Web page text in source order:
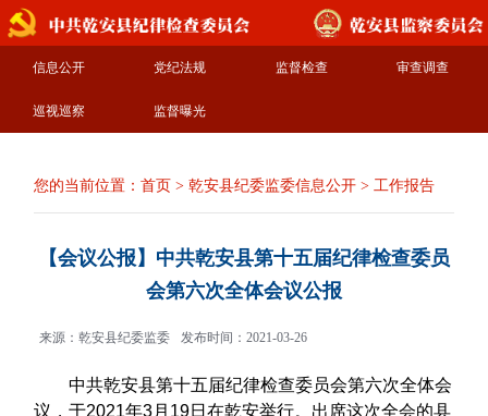
信息公开 党纪法规 监督检查 审查调查
巡视巡察 监督曝光
您的当前位置：首页 >乾安县纪委监委信息公开 >工作报告
【会议公报】中共乾安县第十五届纪律检查委员
会第六次全体会议公报
来源：乾安县纪委监委 发布时间：2021-03-26
中共乾安县第十五届纪律检查委员会第六次全体会
议，于2021年3月19日在乾安举行。出席这次全会的县